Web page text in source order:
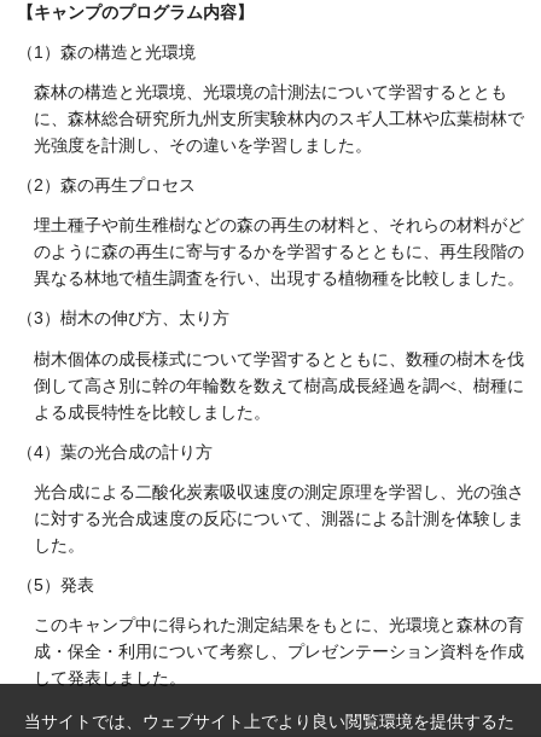
【キャンプのプログラム内容】
（1）森の構造と光環境
森林の構造と光環境、光環境の計測法について学習するととも
に、森林総合研究所九州支所実験林内のスギ人工林や広葉樹林で
光強度を計測し、その違いを学習しました。
（2）森の再生プロセス
埋土種子や前生稚樹などの森の再生の材料と、それらの材料がど
のように森の再生に寄与するかを学習するとともに、再生段階の
異なる林地で植生調査を行い、出現する植物種を比較しました。
（3）樹木の伸び方、太り方
樹木個体の成長様式について学習するとともに、数種の樹木を伐
倒して高さ別に幹の年輪数を数えて樹高成長経過を調べ、樹種に
よる成長特性を比較しました。
（4）葉の光合成の計り方
光合成による二酸化炭素吸収速度の測定原理を学習し、光の強さ
に対する光合成速度の反応について、測器による計測を体験しま
した。
（5）発表
このキャンプ中に得られた測定結果をもとに、光環境と森林の育
成・保全・利用について考察し、プレゼンテーション資料を作成
して発表しました。
当サイトでは、ウェブサイト上でより良い閲覧環境を提供するた